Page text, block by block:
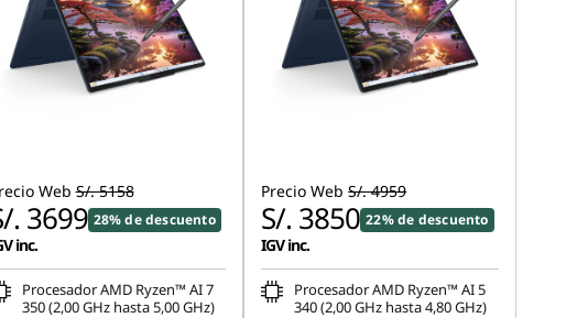
Web S/. 5158
. 3699 28% de descuento
inc.
Procesador AMD Ryzen™ AI 7
350 (2,00 GHz hasta 5,00 GHz)
Precio Web S/. 4959
S/. 3850 22% de descuento
IGV inc.
Procesador AMD Ryzen™ AI 5
340 (2,00 GHz hasta 4,80 GHz)